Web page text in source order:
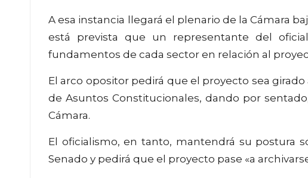
A esa instancia llegará el plenario de la Cámara
está prevista que un representante del
fundamentos de cada sector en relación al
El arco opositor pedirá que el proyecto sea
de Asuntos Constitucionales, dando por
Cámara.
El oficialismo, en tanto, mantendrá su postura
Senado y pedirá que el proyecto pase «a